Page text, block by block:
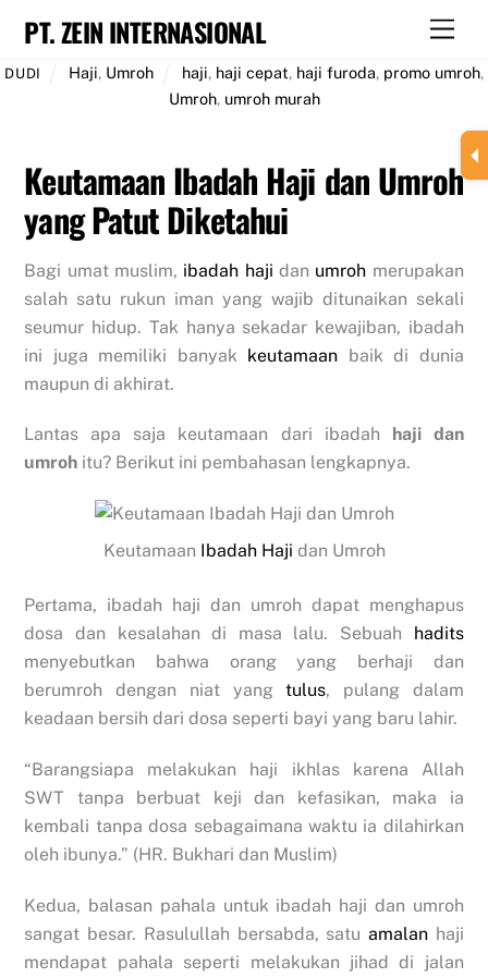
content
PT. ZEIN INTERNASIONAL
DUDI Haji, Umroh haji, haji cepat, haji furoda, promo umroh,
Umroh, umroh murah
Keutamaan Ibadah Haji dan Umroh
yang Patut Diketahui
Bagi umat muslim, ibadah haji dan umroh merupakan
salah satu rukun iman yang wajib ditunaikan sekali
seumur hidup. Tak hanya sekadar kewajiban, ibadah
ini juga memiliki banyak keutamaan baik di dunia
maupun di akhirat.
Lantas apa saja keutamaan dari ibadah
haji dan
umroh itu? Berikut ini pembahasan lengkapnya.
Keutamaan Ibadah Haji dan Umroh
Pertama, ibadah haji dan umroh dapat menghapus
dosa dan kesalahan di masa lalu. Sebuah
hadits
menyebutkan bahwa orang yang berhaji dan
berumroh dengan niat yangtulus, pulang dalam
keadaan bersih dari dosa seperti bayi yang baru lahir.
“Barangsiapa melakukan haji ikhlas karena Allah
SWT tanpa berbuat keji dan kefasikan, maka ia
kembali tanpa dosa sebagaimana waktu ia dilahirkan
oleh ibunya.” (HR. Bukhari dan Muslim)
Kedua, balasan pahala untuk ibadah haji dan umroh
sangat besar. Rasulullah bersabda, satu amalanhaji
mendapat pahala seperti melakukan jihad di jalan